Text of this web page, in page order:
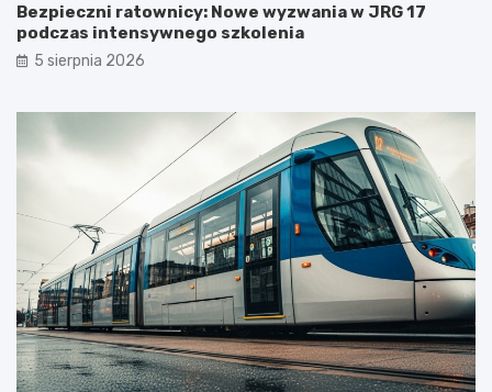
Bezpieczni ratownicy: Nowe wyzwania w JRG 17
podczas intensywnego szkolenia
5 sierpnia 2026